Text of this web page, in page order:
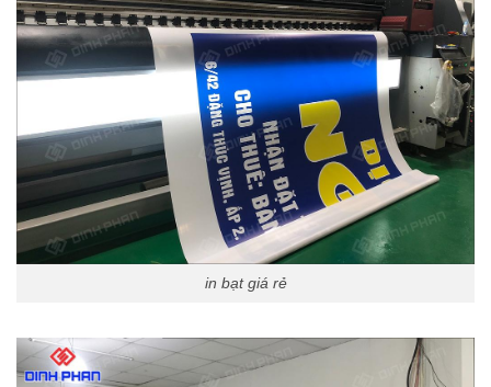
in bạt giá rẻ